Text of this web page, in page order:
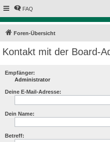
FAQ
Foren-Übersicht
Kontakt mit der Board-
Empfänger:
Administrator
Deine E-Mail-Adresse:
Dein Name:
Betreff: